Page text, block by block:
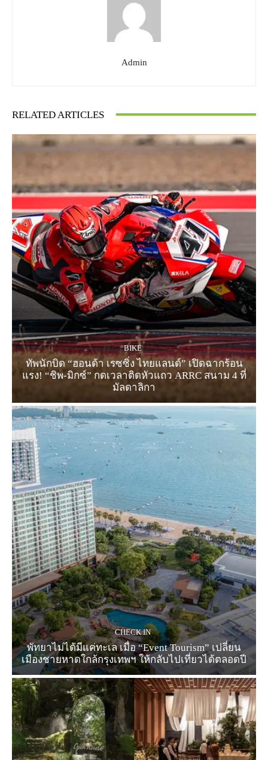
Admin
RELATED ARTICLES
BIKE
ทัพนักบิด “ฮอนด้า เรซซิ่ง ไทยแลนด์” เปิดฉากร้อน
แรง! “ชิพ-มิกซ์” กดเวลาติดหัวแถว ARRC สนาม 4 ที่
มัลดาลิกา
CHECK IN
พัทยาไม่ได้มีแค่ทะเล เมื่อ “Event Tourism” เปลี่ยน
เมืองชายหาดใกล้กรุงเทพฯ ให้กลับไปเที่ยวได้ตลอดปี